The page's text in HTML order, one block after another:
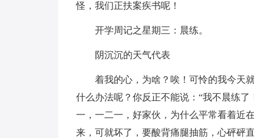
怪，我们正扶案疾书呢！
开学周记之星期三：晨练。
阴沉沉的天气代表
着我的心，为啥？唉！可怜的我今天
什么办法呢？你反正不能说：“我不晨练
一，一二一，好家伙，为什么平常看着近
来，可就坏了，要酸背痛腿抽筋，心砰砰